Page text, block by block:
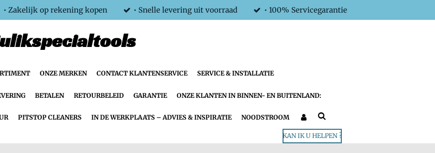
• Zakelijk op rekening kopen • Snelle levering uit voorraad • 100% Servicegarantie
ONZE MERKEN CONTACT KLANTENSERVICE SERVICE & INSTALLATIE
BETALEN RETOURBELEID GARANTIE ONZE KLANTEN IN BINNEN- EN BUITENLAND:
PITSTOP CLEANERS IN DE WERKPLAATS – ADVIES & INSPIRATIE NOODSTROOM
KAN IK U HELPEN ?